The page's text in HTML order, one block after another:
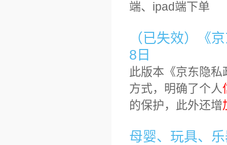
端、ipad端下单
（已失效）《
8日
此版本《京东隐
方式，明确了个人
的保护，此外还增
母婴、玩具、